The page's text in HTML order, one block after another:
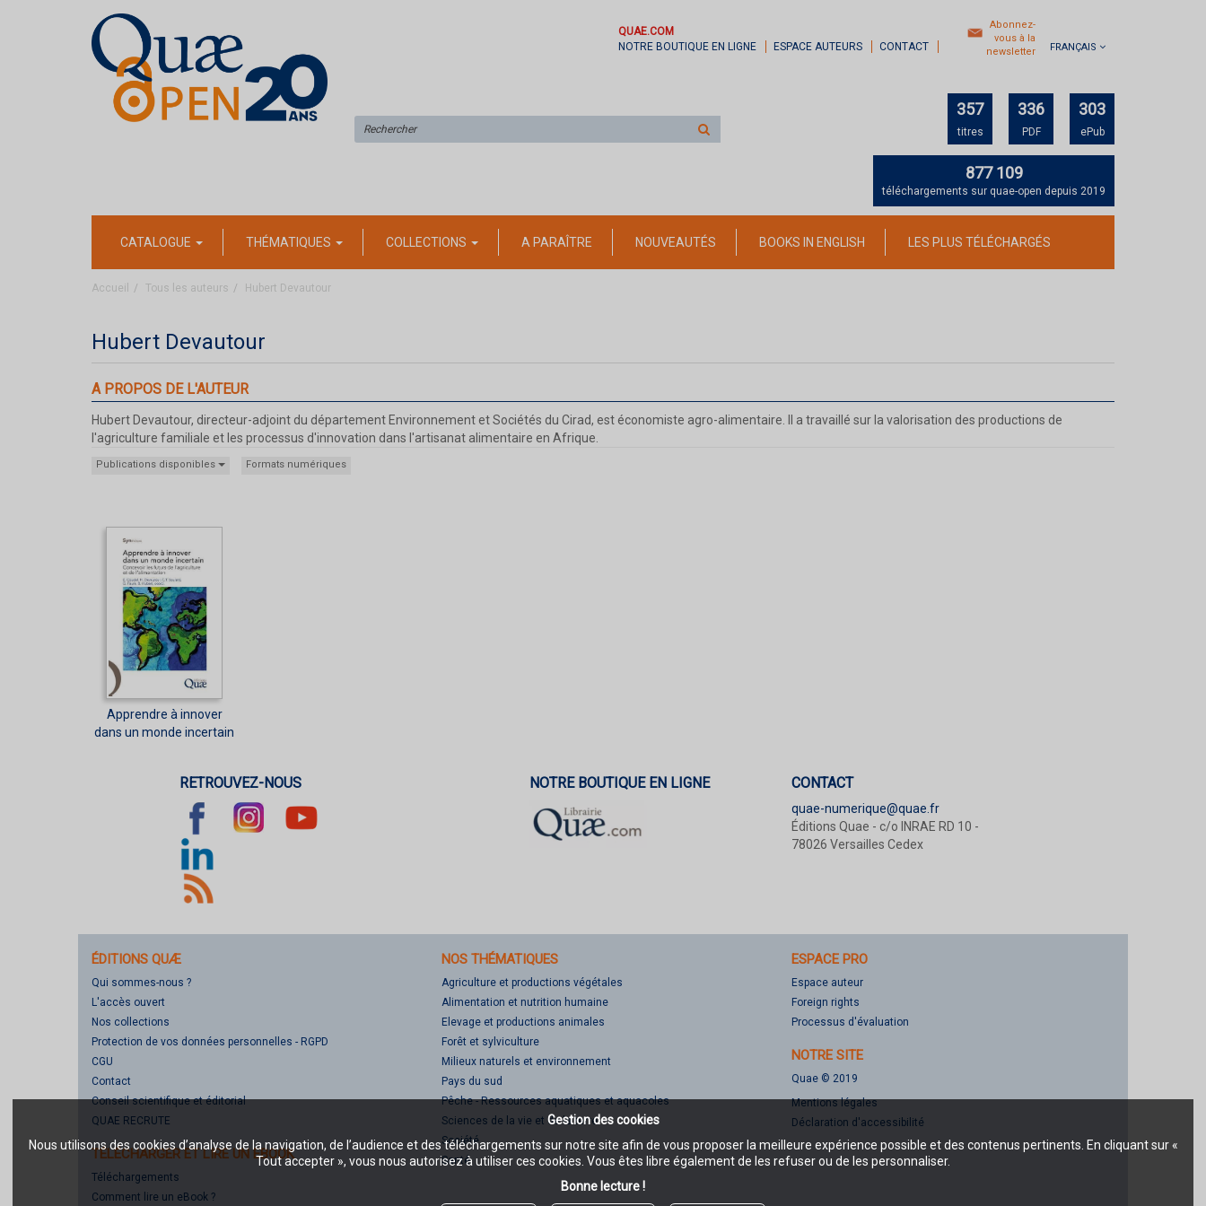
Gestion des cookies
Nous utilisons des cookies d’analyse de la navigation, de l’audience et des téléchargements sur notre site afin de vous proposer la meilleure expérience possible et des contenus pertinents. En cliquant sur «
Tout accepter », vous nous autorisez à utiliser ces cookies. Vous êtes libre également de les refuser ou de les personnaliser.
Bonne lecture !
QUAE.COM
NOTRE BOUTIQUE EN LIGNE
ESPACE AUTEURS CONTACT
Abonnez-
vous à la
newsletter
FRANÇAIS
sur
357
titres
336
PDF
303
ePub
877 109
téléchargements sur quae-open depuis 2019
CATALOGUE THÉMATIQUES COLLECTIONS A PARAÎTRE NOUVEAUTÉS BOOKS IN ENGLISH LES PLUS TÉLÉCHARGÉS
Accueil Tous les auteurs Hubert Devautour
Hubert Devautour
A PROPOS DE L'AUTEUR
Hubert Devautour, directeur-adjoint du département Environnement et Sociétés du Cirad, est économiste agro-alimentaire. Il a travaillé sur la valorisation des productions de
l'agriculture familiale et les processus d'innovation dans l'artisanat alimentaire en Afrique.
Publications disponibles Formats numériques
Apprendre à innover
dans un monde incertain
RETROUVEZ-NOUS NOTRE BOUTIQUE EN LIGNE CONTACT
quae-numerique@quae.fr
Éditions Quae - c/o INRAE RD 10 -
78026 Versailles Cedex
ÉDITIONS QUÆ
Qui sommes-nous ?
L'accès ouvert
Nos collections
Protection de vos données personnelles - RGPD
CGU
Contact
Conseil scientifique et éditorial
QUAE RECRUTE
TÉLÉCHARGER ET LIRE UN EBOOK
Téléchargements
Comment lire un eBook ?
NOS THÉMATIQUES
Agriculture et productions végétales
Alimentation et nutrition humaine
Elevage et productions animales
Forêt et sylviculture
Milieux naturels et environnement
Pays du sud
Pêche - Ressources aquatiques et aquacoles
Sciences de la vie et de la terre
Société
Santé
ESPACE PRO
Espace auteur
Foreign rights
Processus d'évaluation
NOTRE SITE
Quae © 2019
Mentions légales
Déclaration d'accessibilité